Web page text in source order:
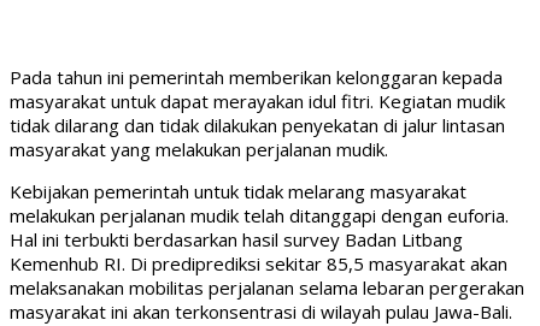
Pada tahun ini pemerintah memberikan kelonggaran kepada
masyarakat untuk dapat merayakan idul fitri. Kegiatan mudik
tidak dilarang dan tidak dilakukan penyekatan di jalur lintasan
masyarakat yang melakukan perjalanan mudik.
Kebijakan pemerintah untuk tidak melarang masyarakat
melakukan perjalanan mudik telah ditanggapi dengan euforia.
Hal ini terbukti berdasarkan hasil survey Badan Litbang
Kemenhub RI. Di prediprediksi sekitar 85,5 masyarakat akan
melaksanakan mobilitas perjalanan selama lebaran pergerakan
masyarakat ini akan terkonsentrasi di wilayah pulau Jawa-Bali.